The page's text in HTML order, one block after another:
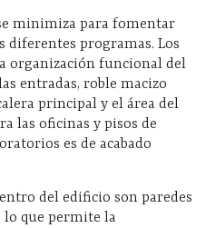
minimiza para fomentar
programas. Los
organización funcional del
entradas, roble macizo
principal y el área del
las oficinas y pisos de
es de acabado
del edificio son paredes
que permite la